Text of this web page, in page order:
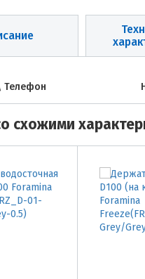
Телефон
схожими